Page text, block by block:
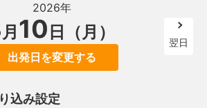
2026年
月 10 日（月）
出発日を変更する
翌日
込み設定